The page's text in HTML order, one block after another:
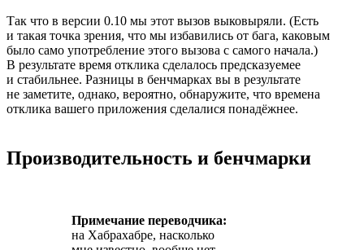
Так что в версии 0.10 мы этот вызов выковыряли. (Есть
и такая точка зрения, что мы избавились от бага, каковым
было само употребление этого вызова с самого начала.)
В результате время отклика сделалось предсказуемее
и стабильнее. Разницы в бенчмарках вы в результате
не заметите, однако, вероятно, обнаружите, что времена
отклика вашего приложения сделалися понадёжнее.
Производительность и бенчмарки
Примечание переводчика:
на Хабрахабре, насколько